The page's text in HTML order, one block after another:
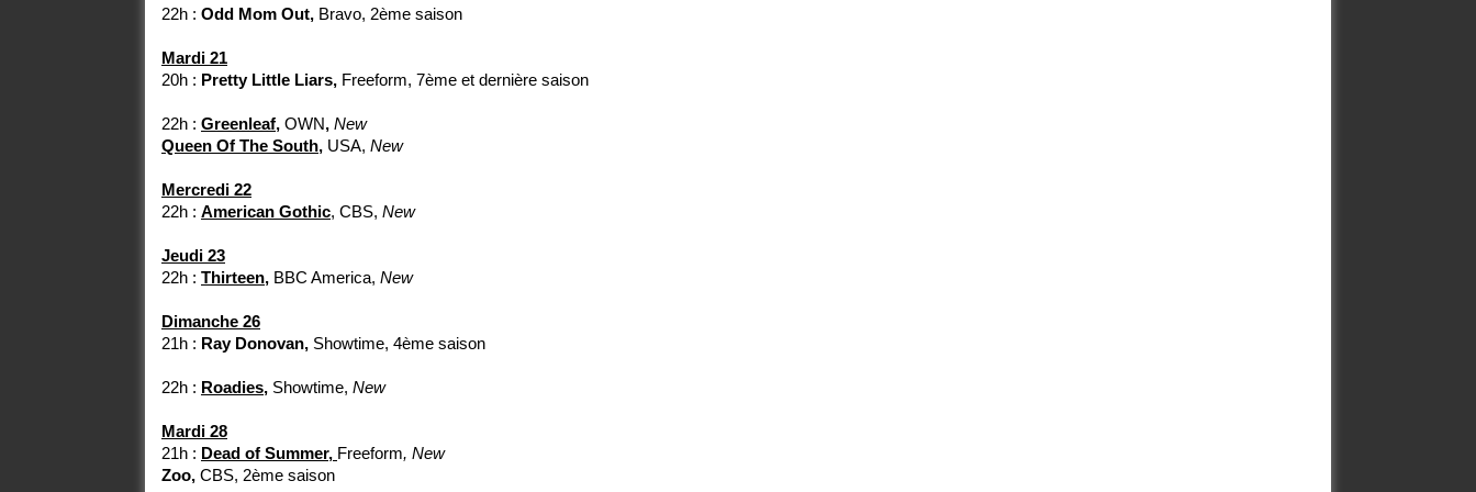
22h : Odd Mom Out, Bravo, 2ème saison
Mardi 21
20h : Pretty Little Liars, Freeform, 7ème et dernière saison
22h : Greenleaf, OWN, New
Queen Of The South, USA, New
Mercredi 22
22h : American Gothic, CBS, New
Jeudi 23
22h : Thirteen, BBC America, New
Dimanche 26
21h : Ray Donovan, Showtime, 4ème saison
22h : Roadies, Showtime, New
Mardi 28
21h : Dead of Summer, Freeform, New
Zoo, CBS, 2ème saison